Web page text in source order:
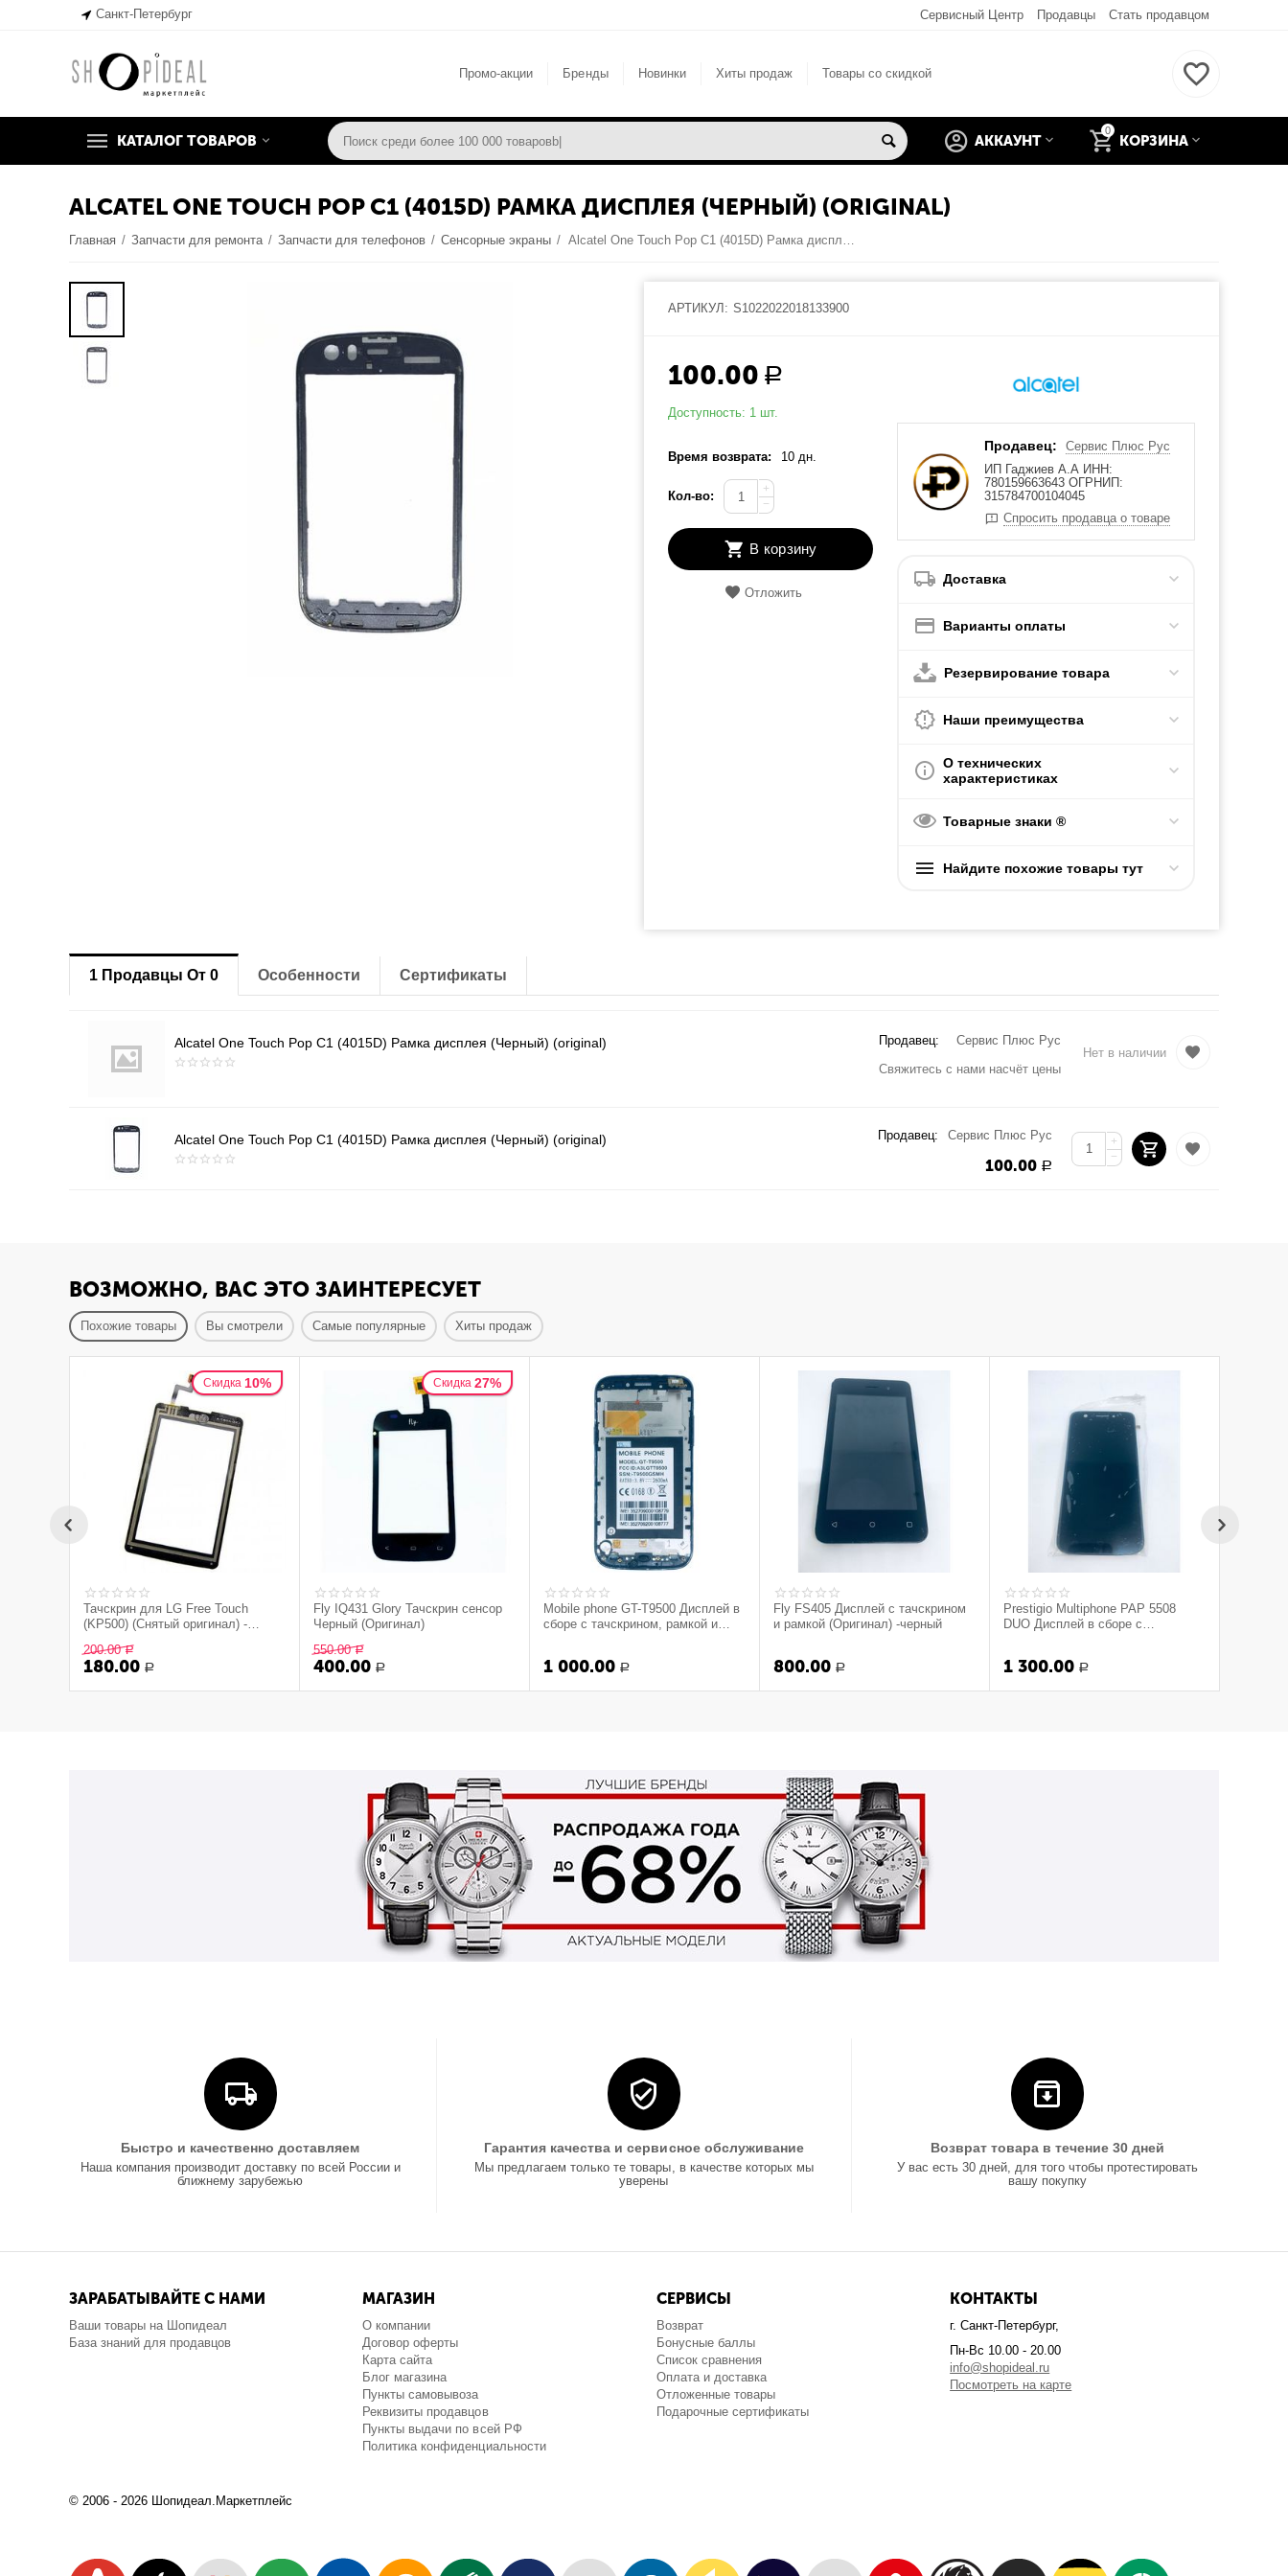
Санкт-Петербург Сервисный Центр Продавцы Стать продавцом
Промо-акции Бренды Новинки Хиты продаж Товары со скидкой
КАТАЛОГ ТОВАРОВ
0
КОРЗИНА
АККАУНТ
ALCATEL ONE TOUCH POP C1 (4015D) РАМКА ДИСПЛЕЯ (ЧЕРНЫЙ) (ORIGINAL)
Главная / Запчасти для ремонта / Запчасти для телефонов / Сенсорные экраны / Alcatel One Touch Pop C1 (4015D) Рамка дисплея (Черный) (original)
АРТИКУЛ: S1022022018133900
100.00 Р
Доступность: 1 шт.
Время возврата: 10 дн.
Кол-во:
+
−
В корзину
Отложить
Продавец:
Сервис Плюс Рус
ИП Гаджиев А.А ИНН:
780159663643 ОГРНИП:
315784700104045
Спросить продавца о товаре
Доставка
Варианты оплаты
Резервирование товара
Наши преимущества
О технических
характеристиках
Товарные знаки ®
Найдите похожие товары тут
1 Продавцы От 0 Особенности Сертификаты
Alcatel One Touch Pop C1 (4015D) Рамка дисплея (Черный) (original) Продавец:
Сервис Плюс Рус
Свяжитесь с нами насчёт цены
Нет в наличии
Alcatel One Touch Pop C1 (4015D) Рамка дисплея (Черный) (original) Продавец: Сервис Плюс Рус
100.00 Р
+
−
ВОЗМОЖНО, ВАС ЭТО ЗАИНТЕРЕСУЕТ
Похожие товары Вы смотрели Самые популярные Хиты продаж
Скидка 10%
Тачскрин для LG Free Touch
(KP500) (Снятый оригинал) -
200.00 Р
180.00 Р
Скидка 27%
Fly IQ431 Glory Тачскрин сенсор
Черный (Оригинал)
550.00 Р
400.00 Р
Mobile phone GT-T9500 Дисплей в
сборе с тачскрином, рамкой и
1 000.00 Р
Fly FS405 Дисплей с тачскрином
и рамкой (Оригинал) -черный
800.00 Р
Prestigio Multiphone PAP 5508
DUO Дисплей в сборе с
1 300.00 Р
Быстро и качественно доставляем
Наша компания производит доставку по всей России и
ближнему зарубежью
Гарантия качества и сервисное обслуживание
Мы предлагаем только те товары, в качестве которых мы
уверены
Возврат товара в течение 30 дней
У вас есть 30 дней, для того чтобы протестировать
вашу покупку
ЗАРАБАТЫВАЙТЕ С НАМИ
Ваши товары на Шопидеал
База знаний для продавцов
МАГАЗИН
О компании
Договор оферты
Карта сайта
Блог магазина
Пункты самовывоза
Реквизиты продавцов
Пункты выдачи по всей РФ
Политика конфиденциальности
СЕРВИСЫ
Возврат
Бонусные баллы
Список сравнения
Оплата и доставка
Отложенные товары
Подарочные сертификаты
КОНТАКТЫ
г. Санкт-Петербург,
Пн-Вс 10.00 - 20.00
info@shopideal.ru
Посмотреть на карте
© 2006 - 2026 Шопидеал.Маркетплейс